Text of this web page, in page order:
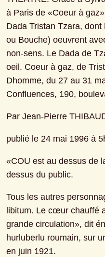
à Paris de «Coeur à
Dada Tristan Tzara, dont
ou Bouche) oeuvrent
non-sens. Le Dada de
oeil. Coeur à gaz, de
Dhomme, du 27 au 31
Confluences, 190,
Par Jean-Pierre
publié le 24 mai 1996 à
«COU est au dessus de
dessus du public.
Tous les autres
libitum. Le cœur chauffé
grande circulation», dit
hurluberlu roumain, sur
en juin 1921.